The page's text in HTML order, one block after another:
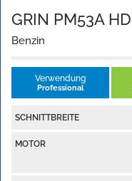
GRIN PM53A HD
Benzin
Verwendung
Professional
SCHNITTBREITE
MOTOR